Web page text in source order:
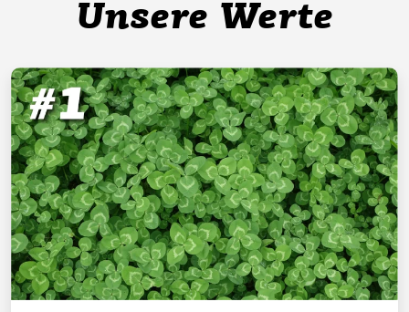
Unsere Werte